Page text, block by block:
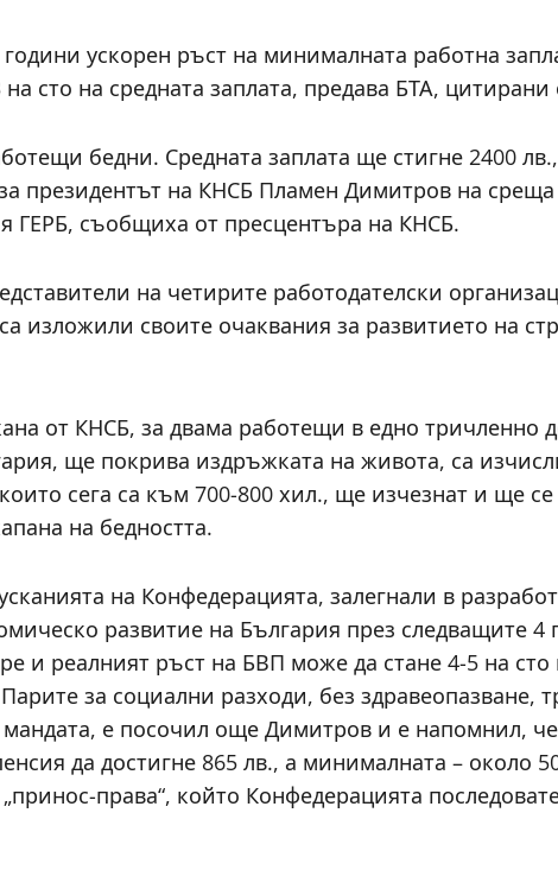
ускорен ръст на минималната работна
сто на средната заплата, предава БТА, цитирани
бедни. Средната заплата ще стигне 2400
президентът на КНСБ Пламен Димитров на среща
ГЕРБ, съобщиха от пресцентъра на КНСБ.
на четирите работодателски
своите очаквания за развитието на
от КНСБ, за двама работещи в едно тричленно
ще покрива издръжката на живота, са
сега са към 700-800 хил., ще изчезнат и ще
на бедността.
на Конфедерацията, залегнали в
развитие на България през следващите 4
и реалният ръст на БВП може да стане 4-5 на сто
за социални разходи, без здравеопазване,
мандата, е посочил още Димитров и е напомнил,
да достигне 865 лв., а минималната – около
права“, който Конфедерацията